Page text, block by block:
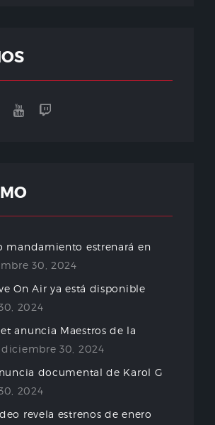
mandamiento estrenará en
30, 2024
On Air ya está disponible
2024
anuncia Maestros de la
diciembre 30, 2024
documental de Karol G
2024
revela estrenos de enero